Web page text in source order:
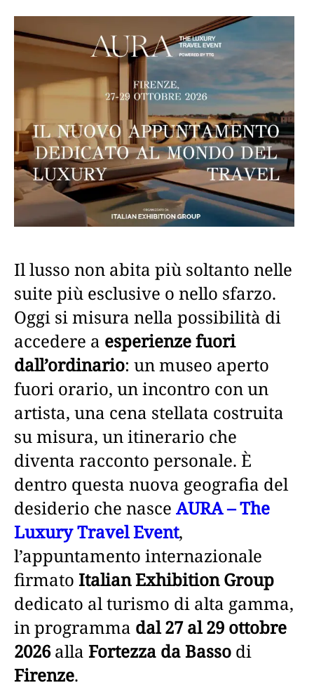
Il lusso non abita più soltanto nelle
suite più esclusive o nello sfarzo.
Oggi si misura nella possibilità di
accedere a esperienze fuori
dall’ordinario: un museo aperto
fuori orario, un incontro con un
artista, una cena stellata costruita
su misura, un itinerario che
diventa racconto personale. È
dentro questa nuova geografia del
desiderio che nasce AURA – The
Luxury Travel Event,
l’appuntamento internazionale
firmato Italian Exhibition Group
dedicato al turismo di alta gamma,
in programma dal 27 al 29 ottobre
2026alla Fortezza da Basso di
Firenze.